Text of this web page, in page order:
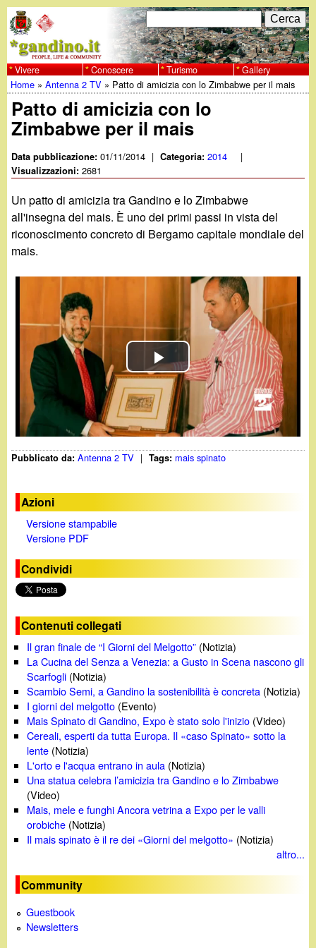
al
contenuto
principale
w
w
w
.
g
a
n
d
o
.
F
o
r
m
i
r
i
e
r
c
a
C
e
r
c
a
Vivere Conoscere Turismo Gallery
Tu
sei
qui
Home »Antenna 2 TV » Patto di amicizia con lo Zimbabwe per il mais
Patto di amicizia con lo
Zimbabwe per il mais
Data pubblicazione:01/11/2014 | Categoria:2014 |
Visualizzazioni:2681
Un patto di amicizia tra Gandino e lo Zimbabwe
all'insegna del mais. È uno dei primi passi in vista del
riconoscimento concreto di Bergamo capitale mondiale del
mais.
P
l
a
y
V
d
Pubblicato da:Antenna 2 TV | Tags: mais spinato
Azioni
Versione stampabile
Versione PDF
Condividi
Contenuti collegati
Il gran finale de “I Giorni del Melgotto” (Notizia)
La Cucina del Senza a Venezia: a Gusto in Scena nascono gli
Scarfogli (Notizia)
Scambio Semi, a Gandino la sostenibilità è concreta (Notizia)
I giorni del melgotto (Evento)
Mais Spinato di Gandino, Expo è stato solo l'inizio (Video)
Cereali, esperti da tutta Europa. Il «caso Spinato» sotto la
lente (Notizia)
L'orto e l'acqua entrano in aula (Notizia)
Una statua celebra l’amicizia tra Gandino e lo Zimbabwe
(Video)
Mais, mele e funghi Ancora vetrina a Expo per le valli
orobiche (Notizia)
Il mais spinato è il re dei «Giorni del melgotto» (Notizia)
altro...
Community
Guestbook
Newsletters